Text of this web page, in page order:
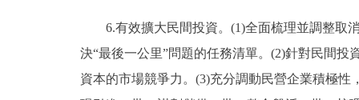
6.有效擴大民間投資。(1)全面梳理並調整取消
決“最後一公里”問題的任務清單。(2)針對民間
資本的市場競爭力。(3)充分調動民營企業積極